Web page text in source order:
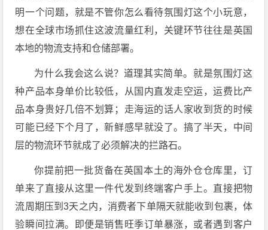
明一个问题，就是不管你怎么看待氛围灯这个小玩意，
想在全球市场抓住这波流量红利，关键环节往往是英国
本地的物流支持和仓储部署。
为什么我会这么说？道理其实简单。就是氛围灯这
种产品本身单价比较低，从国内直发走空运，运费比产
品本身贵好几倍不划算；走海运的话人家收到货的时候
可能已经下个月了，新鲜感早就没了。搞了半天，中间
层的物流环节就成了必须解决的拦路石。
你提前把一批货备在英国本土的海外仓仓库里，订
单来了直接从这里一件代发到终端客户手上。直接把物
流周期压到3天之内，消费者下单隔天就能收到包裹，体
验瞬间拉满。即便是销售旺季订单暴涨，或者遇到客户